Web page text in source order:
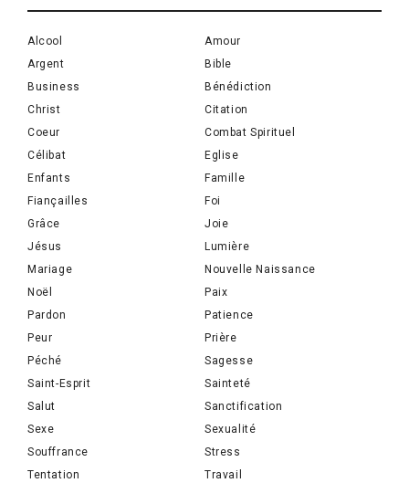
Alcool
Amour
Argent
Bible
Business
Bénédiction
Christ
Citation
Coeur
Combat Spirituel
Célibat
Eglise
Enfants
Famille
Fiançailles
Foi
Grâce
Joie
Jésus
Lumière
Mariage
Nouvelle Naissance
Noël
Paix
Pardon
Patience
Peur
Prière
Péché
Sagesse
Saint-Esprit
Sainteté
Salut
Sanctification
Sexe
Sexualité
Souffrance
Stress
Tentation
Travail